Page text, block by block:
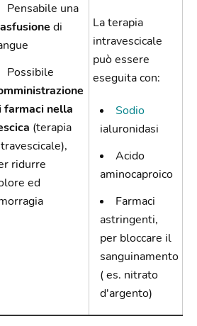
Pensabile una
di
Possibile
farmaci nella
(terapia
ridurre
ed
La terapia
intravescicale
può essere
eseguita con:
Sodio
ialuronidasi
Acido
aminocaproico
Farmaci
astringenti,
per bloccare il
sanguinamento
( es. nitrato
d'argento)